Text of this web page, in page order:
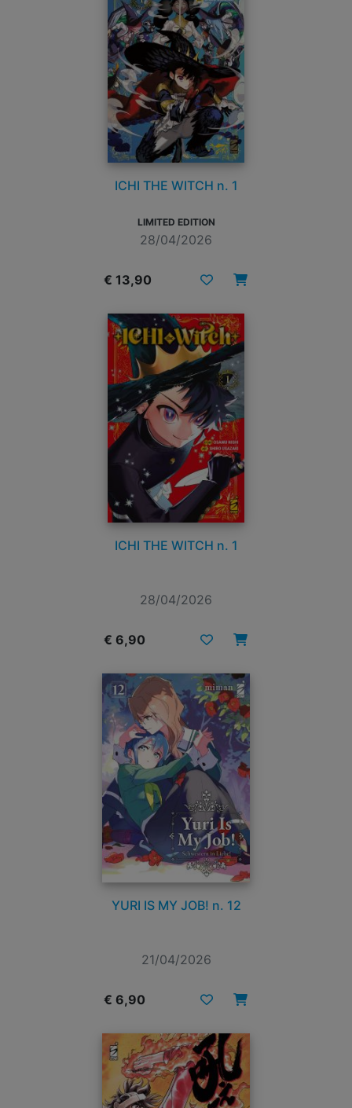
ICHI THE WITCH n. 1
LIMITED EDITION
28/04/2026
€ 13,90
ICHI THE WITCH n. 1
28/04/2026
€ 6,90
YURI IS MY JOB! n. 12
21/04/2026
€ 6,90